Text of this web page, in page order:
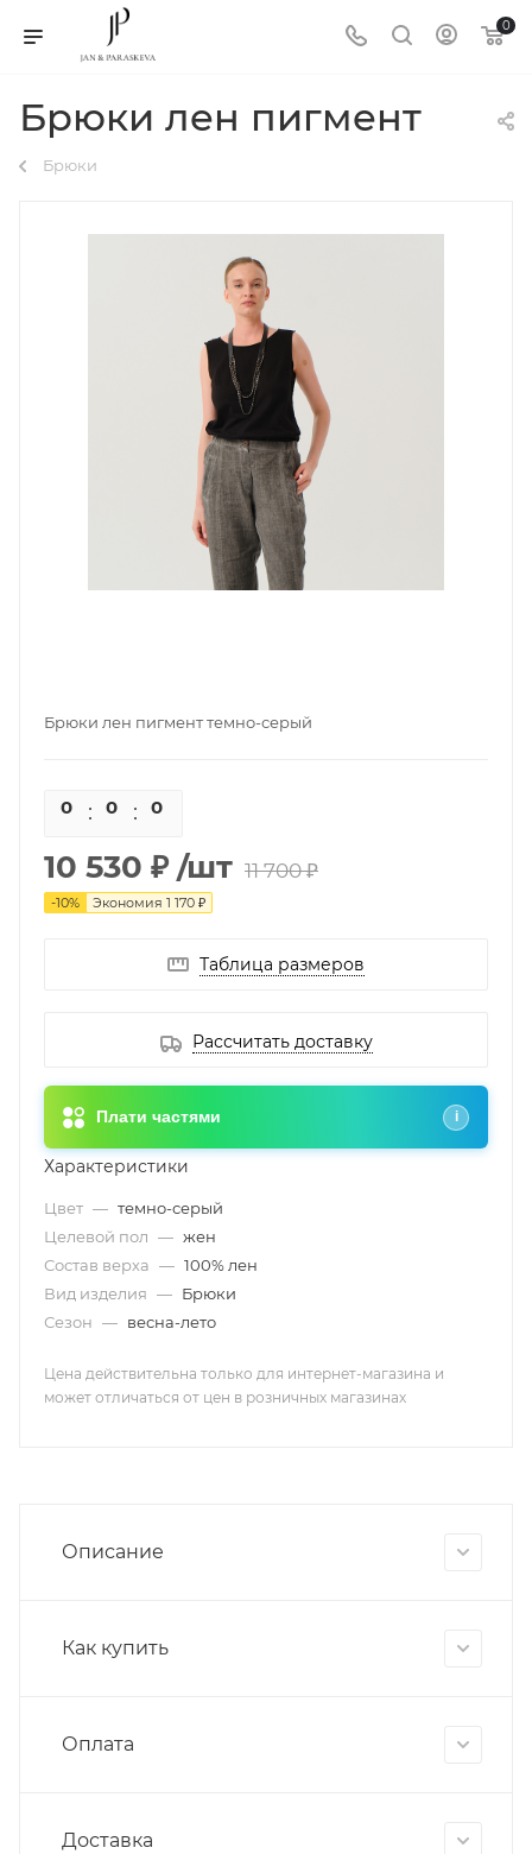
0
Брюки лен пигмент
Брюки
Брюки лен пигмент темно-серый
0 0 0
10 530 ₽ /шт 11 700 ₽
-10% Экономия 1 170 ₽
Таблица размеров
Рассчитать доставку
Плати частями i
Характеристики
Цвет — темно-серый
Целевой пол — жен
Состав верха — 100% лен
Вид изделия — Брюки
Сезон — весна-лето
Цена действительна только для интернет-магазина и
может отличаться от цен в розничных магазинах
Описание
Как купить
Оплата
Доставка